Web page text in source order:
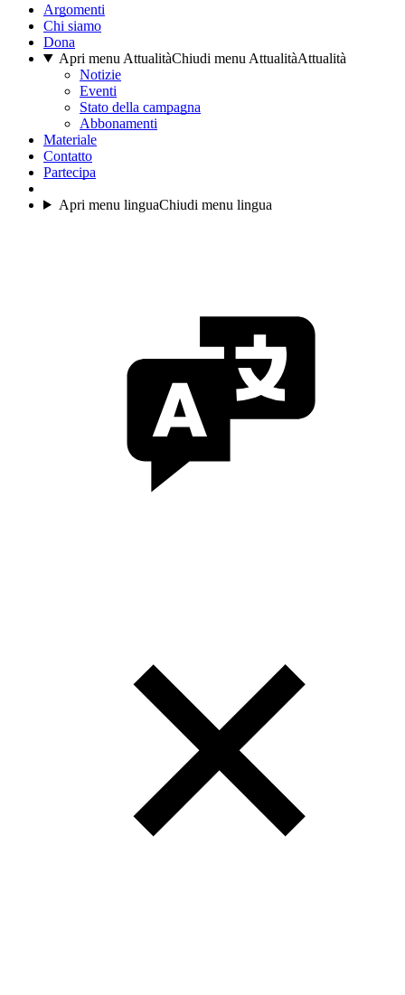
Argomenti
Chi siamo
Dona
Apri menu AttualitàChiudi menu AttualitàAttualità
Notizie
Eventi
Stato della campagna
Abbonamenti
Materiale
Contatto
Partecipa
Apri menu linguaChiudi menu lingua